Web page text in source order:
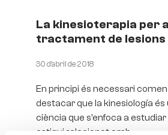
La kinesioterapia per
tractament de lesions
30 d'abril de 2018
En principi és necessari
destacar que la kinesiología és
ciència que s’enfoca a
estigui relacionat amb